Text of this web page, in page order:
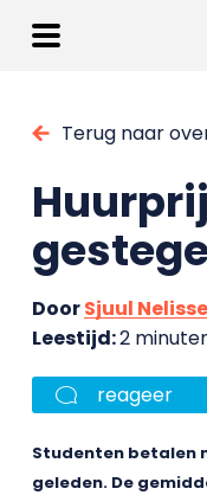
Terug naar
DoorSjuul
Leestijd:2
reageer
Studenten betalen
geleden. De